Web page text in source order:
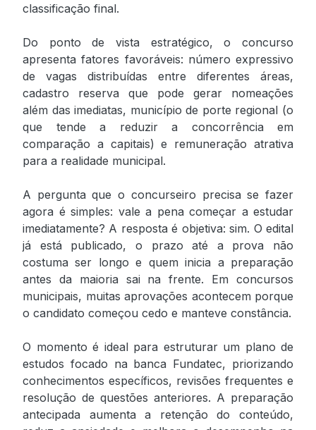
classificação final.
Do ponto de vista estratégico, o concurso
apresenta fatores favoráveis: número expressivo
de vagas distribuídas entre diferentes áreas,
cadastro reserva que pode gerar nomeações
além das imediatas, município de porte regional (o
que tende a reduzir a concorrência em
comparação a capitais) e remuneração atrativa
para a realidade municipal.
A pergunta que o concurseiro precisa se fazer
agora é simples: vale a pena começar a estudar
imediatamente? A resposta é objetiva: sim. O edital
já está publicado, o prazo até a prova não
costuma ser longo e quem inicia a preparação
antes da maioria sai na frente. Em concursos
municipais, muitas aprovações acontecem porque
o candidato começou cedo e manteve constância.
O momento é ideal para estruturar um plano de
estudos focado na banca Fundatec, priorizando
conhecimentos específicos, revisões frequentes e
resolução de questões anteriores. A preparação
antecipada aumenta a retenção do conteúdo,